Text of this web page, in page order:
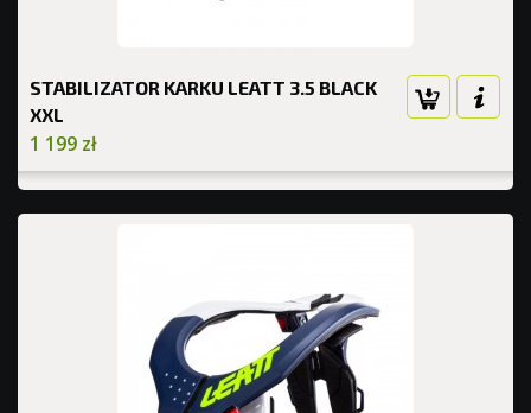
STABILIZATOR KARKU LEATT 3.5 BLACK
XXL
1 199 zł